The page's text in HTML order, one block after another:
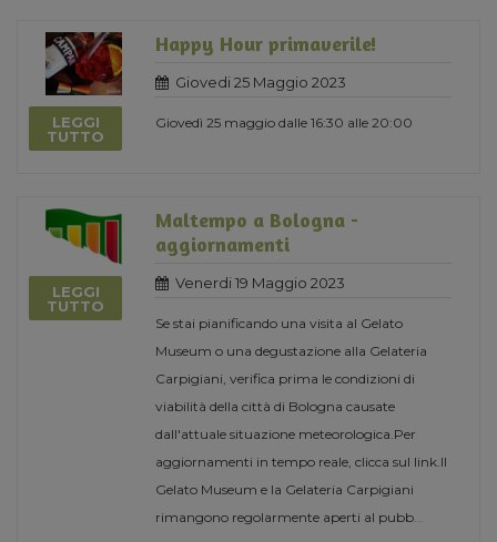
LEGGI
TUTTO
Happy Hour primaverile!
Giovedi 25 Maggio 2023
Giovedì 25 maggio dalle 16:30 alle 20:00
LEGGI
TUTTO
Maltempo a Bologna -
aggiornamenti
Venerdi 19 Maggio 2023
Se stai pianificando una visita al Gelato
Museum o una degustazione alla Gelateria
Carpigiani, verifica prima le condizioni di
viabilità della città di Bologna causate
dall'attuale situazione meteorologica.Per
aggiornamenti in tempo reale, clicca sul link.Il
Gelato Museum e la Gelateria Carpigiani
rimangono regolarmente aperti al pubb...